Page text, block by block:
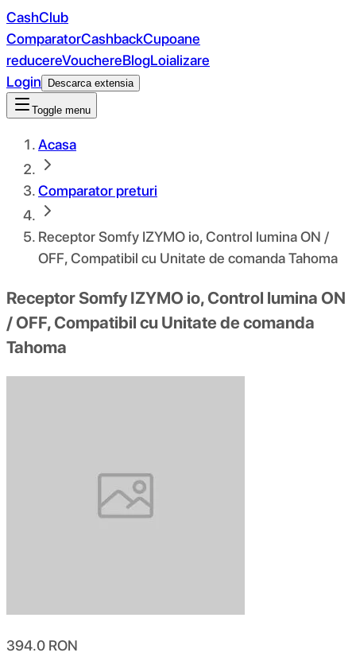
CashClub
ComparatorCashbackCupoane
reducereVouchereBlogLoializare
Login
Descarca extensia
Toggle menu
Acasa
Comparator preturi
Receptor Somfy IZYMO io, Control lumina ON /
OFF, Compatibil cu Unitate de comanda Tahoma
Receptor Somfy IZYMO io, Control lumina ON
/ OFF, Compatibil cu Unitate de comanda
Tahoma
394.0 RON